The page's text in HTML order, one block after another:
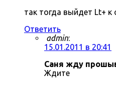
так тогда выйдет Lt+ к
Ответить
admin:
15.01.2011 в 20:41
Саня жду
Ждите